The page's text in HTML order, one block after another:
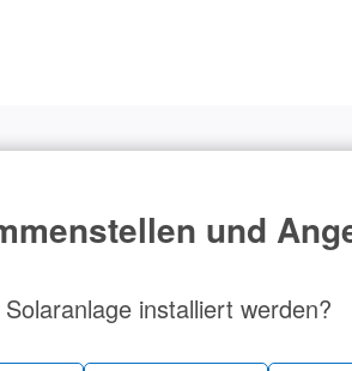
und
installiert werden?